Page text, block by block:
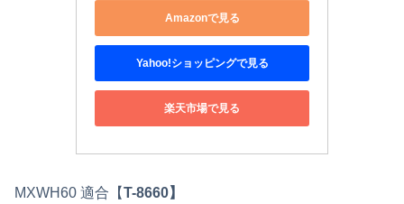
Amazonで見る
Yahoo!ショッピングで見る
楽天市場で見る
MXWH60 適合【T-8660】